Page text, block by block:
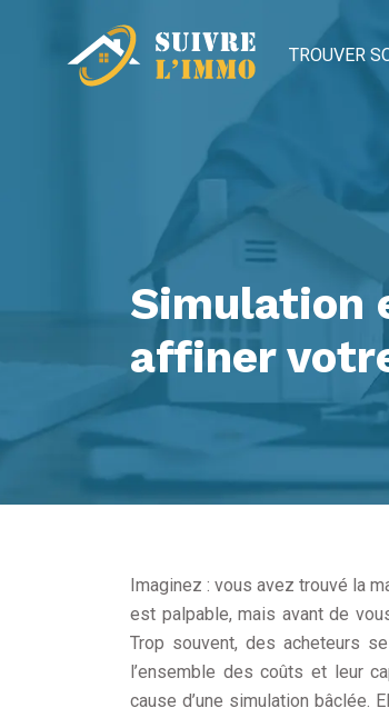
TROUVER
Simulation
affiner
Imaginez : vous avez trouvé la
est palpable, mais avant de
Trop souvent, des acheteurs
l’ensemble des coûts et leur
cause d’une simulation bâclée.